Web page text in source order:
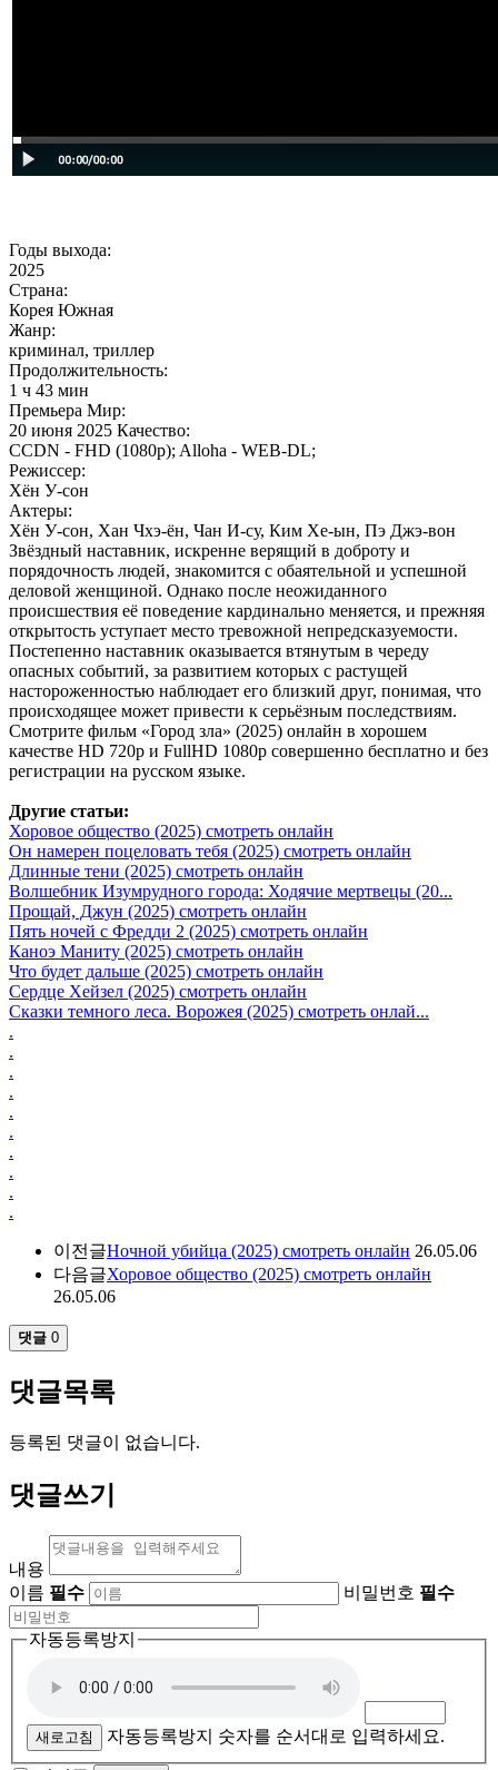
Годы выхода:
2025
Страна:
Корея Южная
Жанр:
криминал, триллер
Продолжительность:
1 ч 43 мин
Премьера Мир:
20 июня 2025 Качество:
CCDN - FHD (1080p); Alloha - WEB-DL;
Режиссер:
Хён У-сон
Актеры:
Хён У-сон, Хан Чхэ-ён, Чан И-су, Ким Хе-ын, Пэ Джэ-вон
Звёздный наставник, искренне верящий в доброту и
порядочность людей, знакомится с обаятельной и успешной
деловой женщиной. Однако после неожиданного
происшествия её поведение кардинально меняется, и прежняя
открытость уступает место тревожной непредсказуемости.
Постепенно наставник оказывается втянутым в череду
опасных событий, за развитием которых с растущей
настороженностью наблюдает его близкий друг, понимая, что
происходящее может привести к серьёзным последствиям.
Смотрите фильм «Город зла» (2025) онлайн в хорошем
качестве HD 720p и FullHD 1080p совершенно бесплатно и без
регистрации на русском языке.
Другие статьи:
Хоровое общество (2025) смотреть онлайн
Он намерен поцеловать тебя (2025) смотреть онлайн
Длинные тени (2025) смотреть онлайн
Волшебник Изумрудного города: Ходячие мертвецы (20...
Прощай, Джун (2025) смотреть онлайн
Пять ночей с Фредди 2 (2025) смотреть онлайн
Каноэ Маниту (2025) смотреть онлайн
Что будет дальше (2025) смотреть онлайн
Сердце Хейзел (2025) смотреть онлайн
Сказки темного леса. Ворожея (2025) смотреть онлай...
.
.
.
.
.
.
.
.
.
.
이전글Ночной убийца (2025) смотреть онлайн 26.05.06
다음글Хоровое общество (2025) смотреть онлайн
26.05.06
댓글 0
댓글목록
등록된 댓글이 없습니다.
댓글쓰기
내용
이름 필수 비밀번호 필수
자동등록방지
새로고침 자동등록방지 숫자를 순서대로 입력하세요.